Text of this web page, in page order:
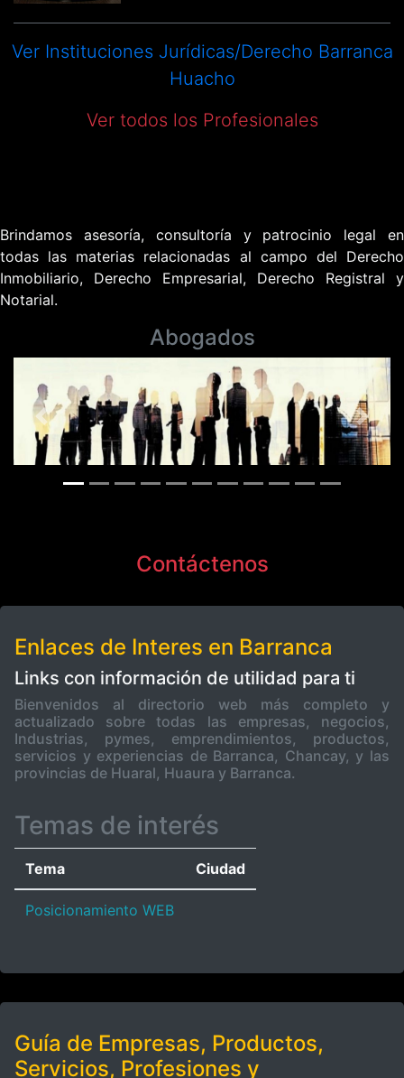
Ver Instituciones Jurídicas/Derecho Barranca
Huacho
Ver todos los Profesionales
Brindamos asesoría, consultoría y patrocinio legal en
todas las materias relacionadas al campo del Derecho
Inmobiliario, Derecho Empresarial, Derecho Registral y
Notarial.
Abogados
Previous Next
Contáctenos
Enlaces de Interes en Barranca
Links con información de utilidad para ti
Bienvenidos al directorio web más completo y
actualizado sobre todas las empresas, negocios,
Industrias, pymes, emprendimientos, productos,
servicios y experiencias de Barranca, Chancay, y las
provincias de Huaral, Huaura y Barranca.
Temas de interés
Tema Ciudad
Posicionamiento WEB
Guía de Empresas, Productos,
Servicios, Profesiones y